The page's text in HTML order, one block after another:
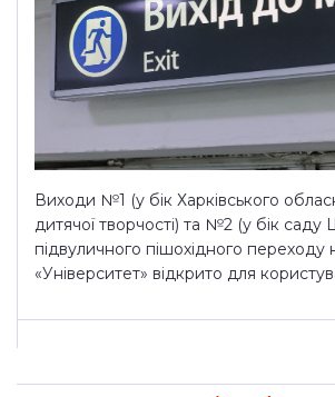
Виходи №1 (у бік Харківського
дитячої творчості) та №2 (у бік саду
підвуличного пішохідного переходу
«Університет» відкрито для